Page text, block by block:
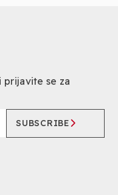
prijavite se za
SUBSCRIBE